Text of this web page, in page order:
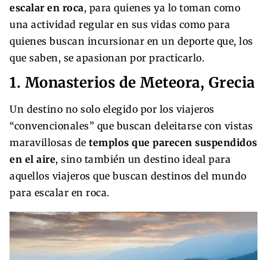
escalar en roca, para quienes ya lo toman como
una actividad regular en sus vidas como para
quienes buscan incursionar en un deporte que, los
que saben, se apasionan por practicarlo.
1. Monasterios de Meteora, Grecia
Un destino no solo elegido por los viajeros
“convencionales” que buscan deleitarse con vistas
maravillosas de templos que parecen suspendidos
en el aire, sino también un destino ideal para
aquellos viajeros que buscan destinos del mundo
para escalar en roca.